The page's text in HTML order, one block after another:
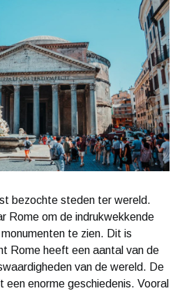
bezochte steden ter wereld.
Rome om de indrukwekkende
te zien. Dit is
Rome heeft een aantal van de
van de wereld. De
enorme geschiedenis. Vooral